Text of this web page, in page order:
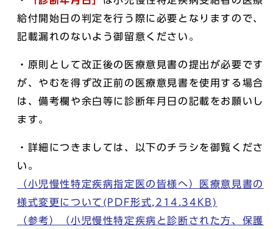
給付開始日の判定を行う際に必要となりますので、
記載漏れのないよう御留意ください。
・原則として改正後の医療意見書の提出が必要です
が、やむを得ず改正前の医療意見書を使用する場合
は、備考欄や余白等に診断年月日の記載をお願いし
ます。
・詳細につきましては、以下のチラシを御覧くださ
い。
（小児慢性特定疾病指定医の皆様へ）医療意見書の
様式変更について(PDF形式,214.34KB)
（参考）（小児慢性特定疾病と診断された方、保護